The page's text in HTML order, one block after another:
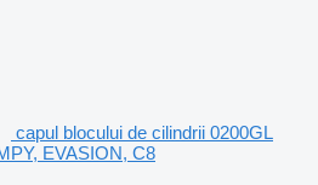
capul blocului de cilindrii 0200GL
EVASION, C8